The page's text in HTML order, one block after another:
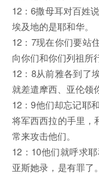
12：6撒母耳对百姓
埃及地的是耶和华。
12：7现在你们要站
向你们和你们列祖所
12：8从前雅各到了
就差遣摩西、亚伦领
12：9他们却忘记耶
将军西西拉的手里，
常来攻击他们。
12：10他们就呼求
亚斯她录，是有罪了